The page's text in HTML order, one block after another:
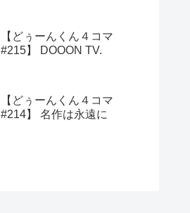
【どぅーんくん４コマ
#215】 DOOON TV.
【どぅーんくん４コマ
#214】 名作は永遠に